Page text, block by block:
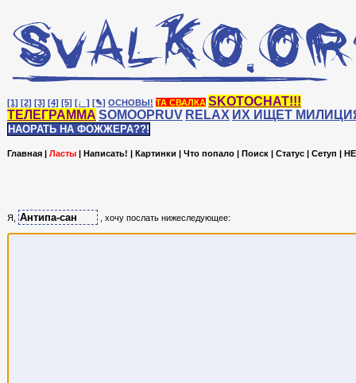
[1] [2] [3] [4] [5] [♩] [✎] ОСНОВЫ! ТА СВАЛКА SKOTOCHAT!!!
ТЕЛЕГРАММА SOMOOPRUV RELAX ИХ ИЩЕТ
НАОРАТЬ НА ФОЖЖЕРА??!
Главная | Ласты | Написать! | Картинки | Что попало | Поиск | Статус | Сетуп |
Я, , хочу послать нижеследующее: